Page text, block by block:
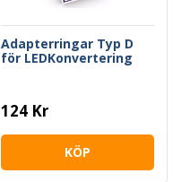
Adapterringar Typ D
för LEDKonvertering
124 Kr
KÖP